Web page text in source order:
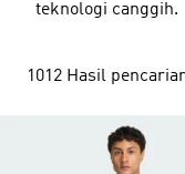
teknologi canggih.
1012 Hasil